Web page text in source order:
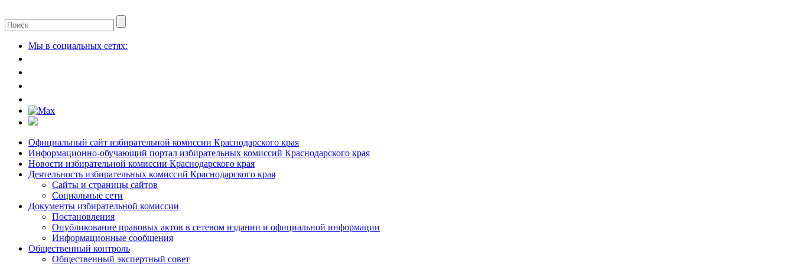
Мы в социальных сетях:
Официальный сайт избирательной комиссии Краснодарского края
Информационно-обучающий портал избирательных комиссий Краснодарского края
Новости избирательной комиссии Краснодарского края
Деятельность избирательных комиссий Краснодарского края
Сайты и страницы сайтов
Социальные сети
Документы избирательной комиссии
Постановления
Опубликование правовых актов в сетевом издании и официальной информации
Информационные сообщения
Общественный контроль
Общественный экспертный совет